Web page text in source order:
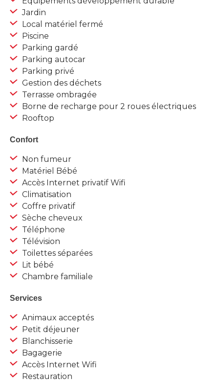
Jardin
Local matériel fermé
Piscine
Parking gardé
Parking autocar
Parking privé
Gestion des déchets
Terrasse ombragée
Borne de recharge pour 2 roues électriques
Rooftop
Confort
Non fumeur
Matériel Bébé
Accès Internet privatif Wifi
Climatisation
Coffre privatif
Sèche cheveux
Téléphone
Télévision
Toilettes séparées
Lit bébé
Chambre familiale
Services
Animaux acceptés
Petit déjeuner
Blanchisserie
Bagagerie
Accès Internet Wifi
Restauration